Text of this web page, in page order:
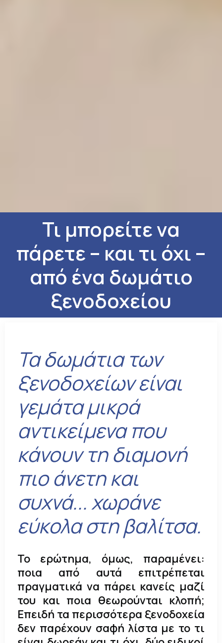
Τι μπορείτε να
πάρετε – και τι όχι –
από ένα δωμάτιο
ξενοδοχείου
Τα δωμάτια των
ξενοδοχείων είναι
γεμάτα μικρά
αντικείμενα που
κάνουν τη διαμονή
πιο άνετη και
συχνά... χωράνε
εύκολα στη βαλίτσα.
Το ερώτημα, όμως, παραμένει:
ποια από αυτά επιτρέπεται
πραγματικά να πάρει κανείς μαζί
του και ποια θεωρούνται κλοπή;
Επειδή τα περισσότερα ξενοδοχεία
δεν παρέχουν σαφή λίστα με το τι